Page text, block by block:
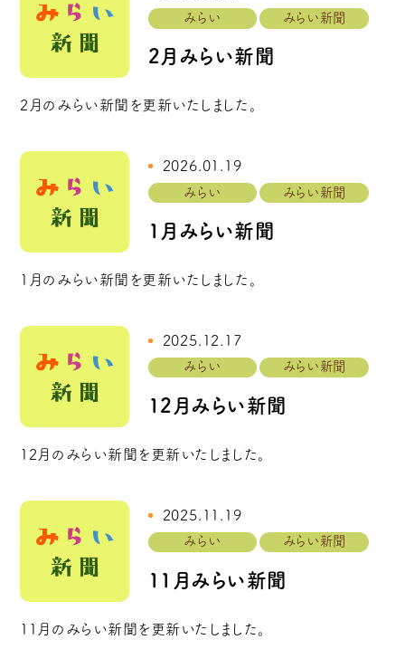
みらい みらい新聞
2月みらい新聞
2月のみらい新聞を更新いたしました。
2026.01.19
みらい みらい新聞
1月みらい新聞
1月のみらい新聞を更新いたしました。
2025.12.17
みらい みらい新聞
12月みらい新聞
12月のみらい新聞を更新いたしました。
2025.11.19
みらい みらい新聞
11月みらい新聞
11月のみらい新聞を更新いたしました。